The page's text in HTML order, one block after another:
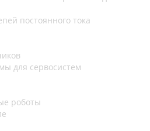
постоянного тока
для сервосистем
роботы